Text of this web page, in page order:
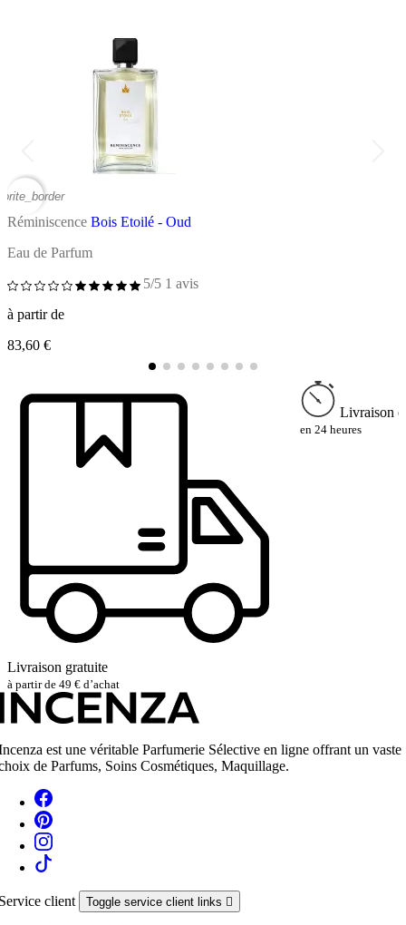
Réminiscence Bois Etoilé - Oud
Eau de Parfum
5/5 1 avis
à partir de
83,60 €
Livraison gratuite
à partir de 49 € d’achat
Livraison
en 24 heures
est une véritable Parfumerie Sélective en ligne offrant un vaste
de Parfums, Soins Cosmétiques, Maquillage.
client Toggle service client links 